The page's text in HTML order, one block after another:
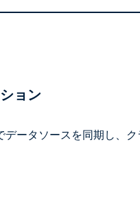
ョン
ータソースを同期し、